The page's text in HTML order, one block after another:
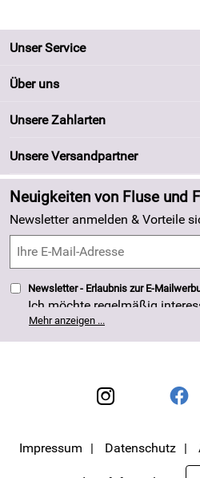
Unser Service
Kontakt
Kundeninformationen
Newsletter
Zahlung und Versand
Kundenlogin
Über uns
Unsere Bestseller
Neu
Angebote
Made in Germany
4,8/5
Unsere Zahlarten
Unsere Versandpartner
Neuigkeiten von Fluse und
Newsletter anmelden & Vorteile
Newsletter - Erlaubnis zur E-
Ich möchte regelmäßig
erhalten. Meine E-Mail-Adresse wird nicht an andere
Unternehmen weitergegeben.
Nutzung meiner E-Mail-
Mehr anzeigen ...
Impressum Datenschutz